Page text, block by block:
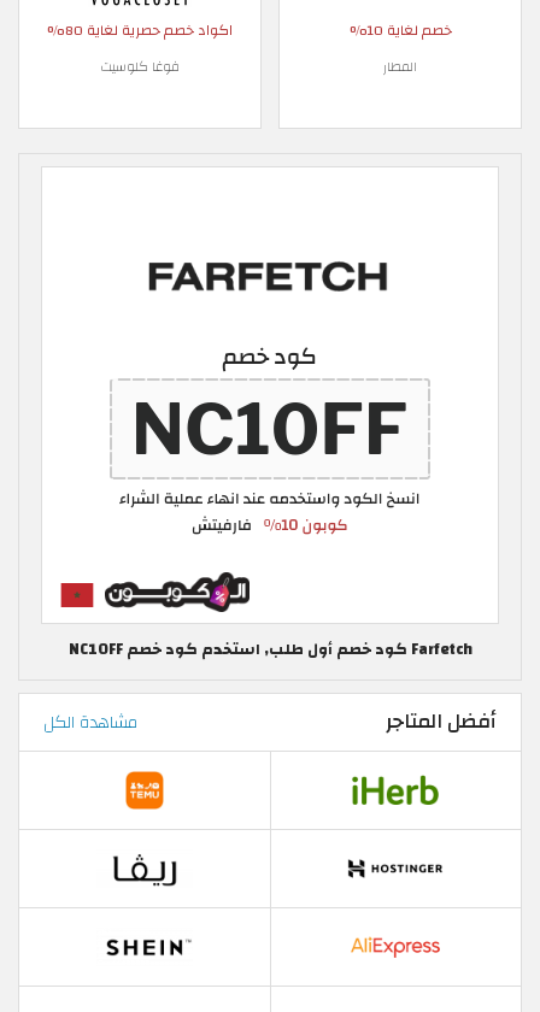
خصم لغاية 10%
المطار
اكواد خصم حصرية لغاية 80%
فوغا كلوسيت
Farfetch كود خصم أول طلب, استخدم كود خصم NC10FF
أفضل المتاجر مشاهدة الكل